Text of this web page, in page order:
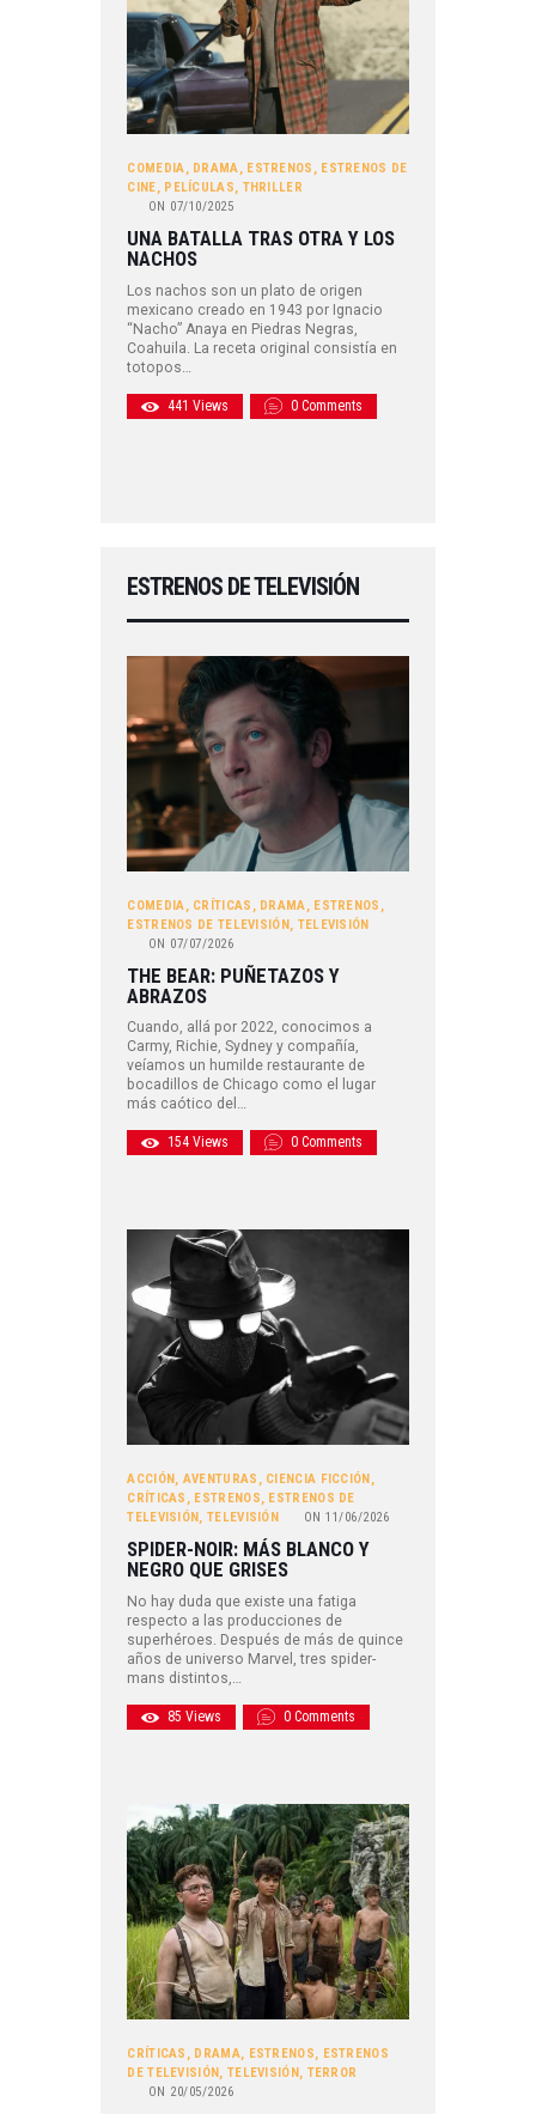
COMEDIA, DRAMA, ESTRENOS , ESTRENOS DE
CINE, PELÍCULAS, THRILLER
ON 07/10/2025
UNA BATALLA TRAS OTRA Y LOS
NACHOS
Los nachos son un plato de origen
mexicano creado en 1943 por Ignacio
“Nacho” Anaya en Piedras Negras,
Coahuila. La receta original consistía en
totopos…
441 Views 0 Comments
ESTRENOS DE TELEVISIÓN
COMEDIA, CRÍTICAS , DRAMA, ESTRENOS ,
ESTRENOS DE TELEVISIÓN, TELEVISIÓN
ON 07/07/2026
THE BEAR: PUÑETAZOS Y
ABRAZOS
Cuando, allá por 2022, conocimos a
Carmy, Richie, Sydney y compañía,
veíamos un humilde restaurante de
bocadillos de Chicago como el lugar
más caótico del…
154 Views 0 Comments
ACCIÓN , AVENTURAS , CIENCIA FICCIÓN ,
CRÍTICAS , ESTRENOS, ESTRENOS DE
TELEVISIÓN , TELEVISIÓN ON 11/06/2026
SPIDER-NOIR: MÁS BLANCO Y
NEGRO QUE GRISES
No hay duda que existe una fatiga
respecto a las producciones de
superhéroes. Después de más de quince
años de universo Marvel, tres spider-
mans distintos,…
85 Views 0 Comments
CRÍTICAS , DRAMA, ESTRENOS, ESTRENOS
DE TELEVISIÓN, TELEVISIÓN, TERROR
ON 20/05/2026